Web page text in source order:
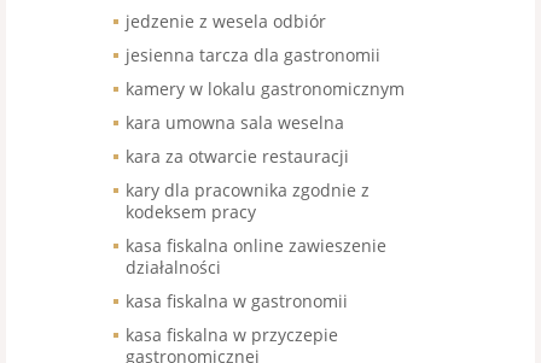
jedzenie z wesela odbiór
jesienna tarcza dla gastronomii
kamery w lokalu gastronomicznym
kara umowna sala weselna
kara za otwarcie restauracji
kary dla pracownika zgodnie z
kodeksem pracy
kasa fiskalna online zawieszenie
działalności
kasa fiskalna w gastronomii
kasa fiskalna w przyczepie
gastronomicznej